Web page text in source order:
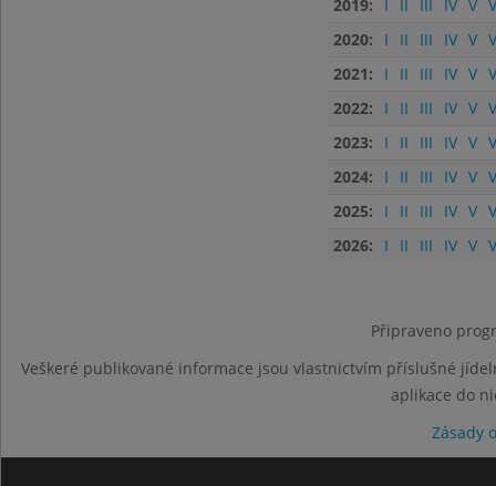
2019:
I II III IV V
2020:
I II III IV V
2021:
I II III IV V
2022:
I II III IV V
2023:
I II III IV V
2024:
I II III IV V
2025:
I II III IV V
2026:
I II III IV V
Připraveno
Veškeré publikované informace jsou vlastnictvím příslušné
aplikace do
Zásady